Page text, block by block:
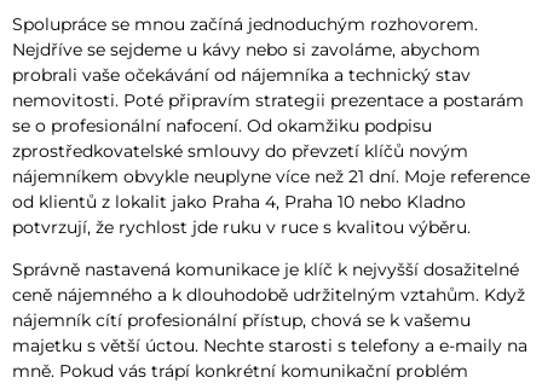
Spolupráce se mnou začíná jednoduchým rozhovorem.
Nejdříve se sejdeme u kávy nebo si zavoláme, abychom
probrali vaše očekávání od nájemníka a technický stav
nemovitosti. Poté připravím strategii prezentace a postarám
se o profesionální nafocení. Od okamžiku podpisu
zprostředkovatelské smlouvy do převzetí klíčů novým
nájemníkem obvykle neuplyne více než 21 dní. Moje reference
od klientů z lokalit jako Praha 4, Praha 10 nebo Kladno
potvrzují, že rychlost jde ruku v ruce s kvalitou výběru.
Správně nastavená komunikace je klíč k nejvyšší dosažitelné
ceně nájemného a k dlouhodobě udržitelným vztahům. Když
nájemník cítí profesionální přístup, chová se k vašemu
majetku s větší úctou. Nechte starosti s telefony a e-maily na
mně. Pokud vás trápí konkrétní komunikační problém